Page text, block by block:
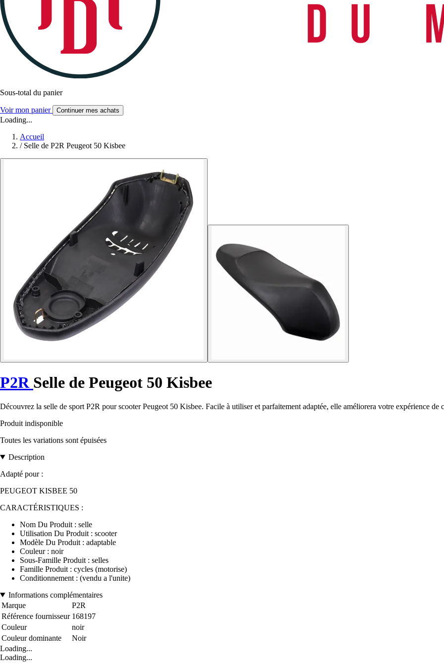
Sous-total du panier
Voir mon panier Continuer mes achats
Loading...
Accueil
/ Selle de P2R Peugeot 50 Kisbee
P2R Selle de Peugeot 50 Kisbee
Découvrez la selle de sport P2R pour scooter Peugeot 50 Kisbee. Facile à utiliser et parfaitement adaptée, elle améliorera votre expérience de
Produit indisponible
Toutes les variations sont épuisées
Description
Adapté pour :
PEUGEOT KISBEE 50
CARACTÉRISTIQUES :
Nom Du Produit : selle
Utilisation Du Produit : scooter
Modèle Du Produit : adaptable
Couleur : noir
Sous-Famille Produit : selles
Famille Produit : cycles (motorise)
Conditionnement : (vendu a l'unite)
Informations complémentaires
Marque
P2R
Référence fournisseur 168197
Couleur
noir
Couleur dominante
Noir
Loading...
Loading...